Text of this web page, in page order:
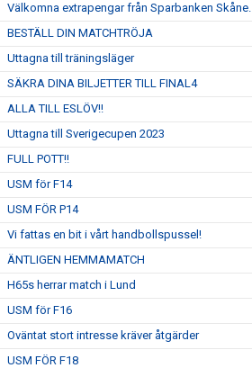
Välkomna extrapengar från Sparbanken Skåne.
BESTÄLL DIN MATCHTRÖJA
Uttagna till träningsläger
SÄKRA DINA BILJETTER TILL FINAL4
ALLA TILL ESLÖV!!
Uttagna till Sverigecupen 2023
FULL POTT!!
USM för F14
USM FÖR P14
Vi fattas en bit i vårt handbollspussel!
ÄNTLIGEN HEMMAMATCH
H65s herrar match i Lund
USM för F16
Oväntat stort intresse kräver åtgärder
USM FÖR F18